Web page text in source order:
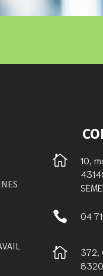

10,
 04

372,